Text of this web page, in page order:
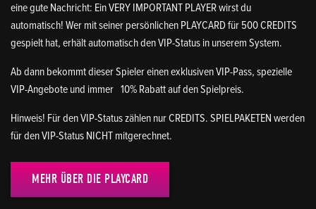
eine gute Nachricht: Ein VERY IMPORTANT PLAYER wirst du
automatisch! Wer mit seiner persönlichen PLAYCARD für 500 CREDITS
gespielt hat, erhält automatisch den VIP-Status in unserem System.
Ab dann bekommt dieser Spieler einen exklusiven VIP-Pass, spezielle
VIP-Angebote und immer 10% Rabatt auf den Spielpreis.
Hinweis! Für den VIP-Status zählen nur CREDITS. SPIELPAKETEN werden
für den VIP-Status NICHT mitgerechnet.
MEHR ÜBER DIE PLAYCARD